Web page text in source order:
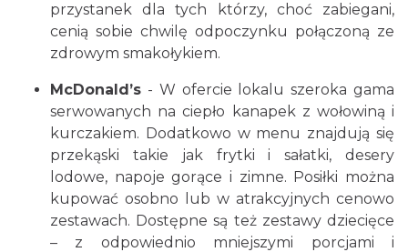
przystanek dla tych którzy, choć zabiegani,
cenią sobie chwilę odpoczynku połączoną ze
zdrowym smakołykiem.
McDonald’s - W ofercie lokalu szeroka gama
serwowanych na ciepło kanapek z wołowiną i
kurczakiem. Dodatkowo w menu znajdują się
przekąski takie jak frytki i sałatki, desery
lodowe, napoje gorące i zimne. Posiłki można
kupować osobno lub w atrakcyjnych cenowo
zestawach. Dostępne są też zestawy dziecięce
– z odpowiednio mniejszymi porcjami i